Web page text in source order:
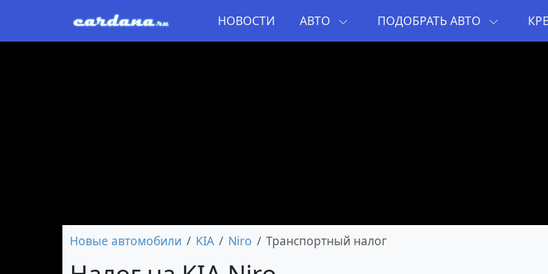
НОВОСТИ АВТО ПОДОБРАТЬ АВТО
Новые автомобили KIA Niro Транспортный налог